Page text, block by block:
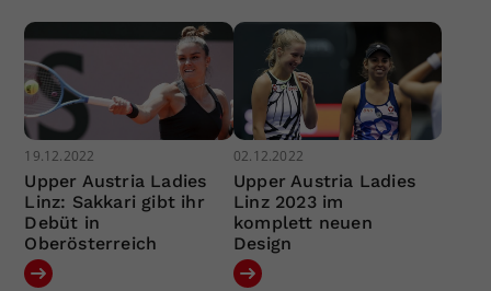
19.12.2022
Upper Austria Ladies
Linz: Sakkari gibt ihr
Debüt in
Oberösterreich
02.12.2022
Upper Austria Ladies
Linz 2023 im
komplett neuen
Design